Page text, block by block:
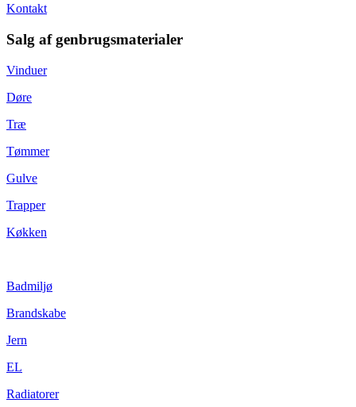
Kontakt
Salg af genbrugsmaterialer
Vinduer
Døre
Træ
Tømmer
Gulve
Trapper
Køkken
Badmiljø
Brandskabe
Jern
EL
Radiatorer